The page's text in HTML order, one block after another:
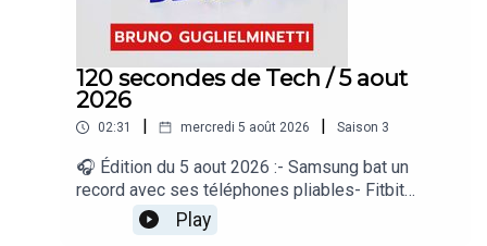
120 secondes de Tech / 5 aout
2026
02:31 mercredi 5 août 2026 Saison 3
🎧 Édition du 5 aout 2026 :- Samsung bat un
record avec ses téléphones pliables- Fitbit
synchronise enfin ses données avec Apple
Santé- Apple prépare un copier-coller entre
Play